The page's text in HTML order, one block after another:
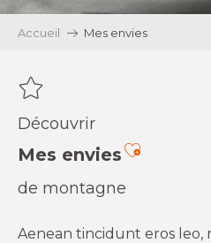
Accueil Mes envies
Découvrir
Mes enviesAjouter
de montagne
Aenean tincidunt eros leo,